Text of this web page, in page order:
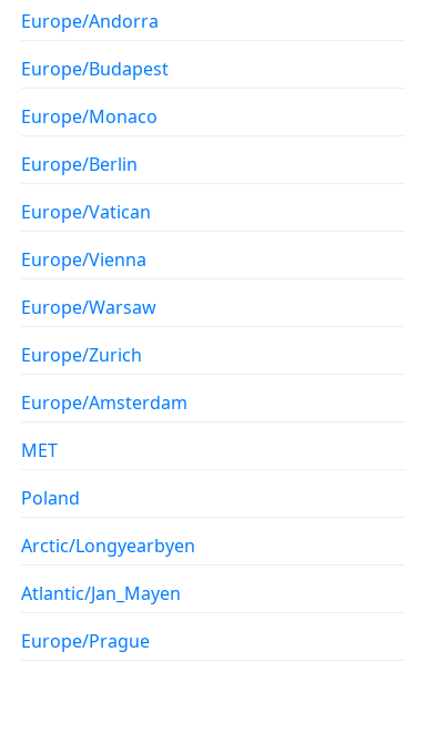
Europe/Andorra
Europe/Budapest
Europe/Monaco
Europe/Berlin
Europe/Vatican
Europe/Vienna
Europe/Warsaw
Europe/Zurich
Europe/Amsterdam
MET
Poland
Arctic/Longyearbyen
Atlantic/Jan_Mayen
Europe/Prague